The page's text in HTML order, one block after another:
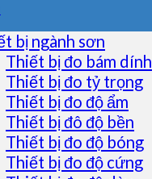
bị ngành sơn
Thiết bị đo bám dính
Thiết bị đo tỷ trọng
Thiết bị đo độ ẩm
Thiết bị đô độ bền
Thiết bị đo độ bóng
Thiết bị đo độ cứng